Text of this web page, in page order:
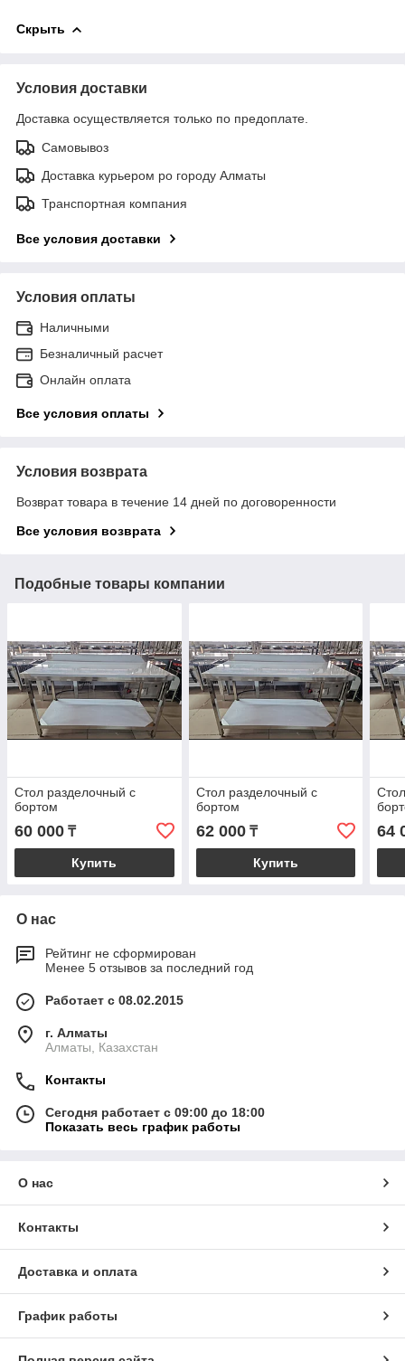
Скрыть
Условия доставки
Доставка осуществляется только по предоплате.
Самовывоз
Доставка курьером ро городу Алматы
Транспортная компания
Все условия доставки
Условия оплаты
Наличными
Безналичный расчет
Онлайн оплата
Все условия оплаты
Условия возврата
Возврат товара в течение 14 дней по договоренности
Все условия возврата
Подобные товары компании
Стол разделочный с
бортом
60 000 ₸
Купить
Стол разделочный с
бортом
62 000₸
Купить
64
О нас
Рейтинг не сформирован
Менее 5 отзывов за последний год
Работает с 08.02.2015
г. Алматы
Алматы, Казахстан
Контакты
Сегодня работает с 09:00 до 18:00
Показать весь график работы
О нас
Контакты
Доставка и оплата
График работы